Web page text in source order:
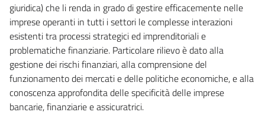
giuridica) che li renda in grado di gestire efficacemente nelle
imprese operanti in tutti i settori le complesse interazioni
esistenti tra processi strategici ed imprenditoriali e
problematiche finanziarie. Particolare rilievo è dato alla
gestione dei rischi finanziari, alla comprensione del
funzionamento dei mercati e delle politiche economiche, e alla
conoscenza approfondita delle specificità delle imprese
bancarie, finanziarie e assicuratrici.